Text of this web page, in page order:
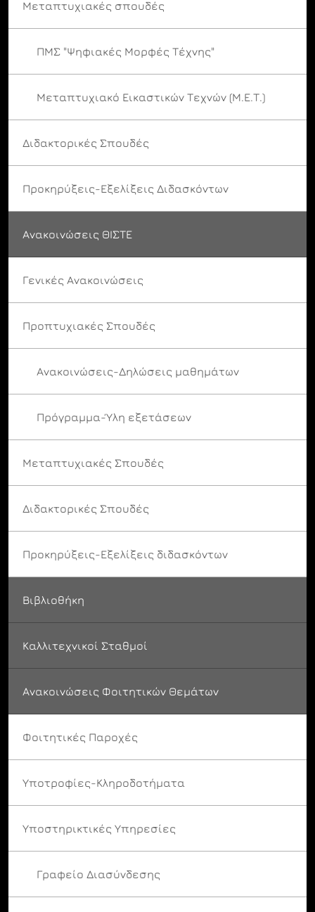
Μεταπτυχιακές σπουδές
ΠΜΣ "Ψηφιακές Μορφές Τέχνης"
Μεταπτυχιακό Εικαστικών Τεχνών (Μ.Ε.Τ.)
Διδακτορικές Σπουδές
Προκηρύξεις-Εξελίξεις Διδασκόντων
Ανακοινώσεις ΘΙΣΤΕ
Γενικές Ανακοινώσεις
Προπτυχιακές Σπουδές
Ανακοινώσεις-Δηλώσεις μαθημάτων
Πρόγραμμα-Ύλη εξετάσεων
Μεταπτυχιακές Σπουδές
Διδακτορικές Σπουδές
Προκηρύξεις-Εξελίξεις διδασκόντων
Βιβλιοθήκη
Καλλιτεχνικοί Σταθμοί
Ανακοινώσεις Φοιτητικών Θεμάτων
Φοιτητικές Παροχές
Υποτροφίες-Κληροδοτήματα
Υποστηρικτικές Υπηρεσίες
Γραφείο Διασύνδεσης